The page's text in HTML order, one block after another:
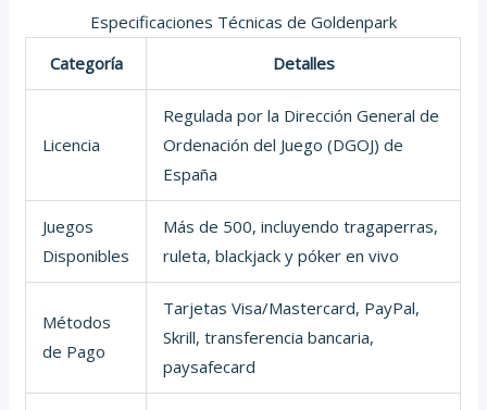
Especificaciones Técnicas de Goldenpark
Categoría
Detalles
Licencia
Regulada por la Dirección General de
Ordenación del Juego (DGOJ) de
España
Juegos
Disponibles
Más de 500, incluyendo tragaperras,
ruleta, blackjack y póker en vivo
Métodos
de Pago
Tarjetas Visa/Mastercard, PayPal,
Skrill, transferencia bancaria,
paysafecard